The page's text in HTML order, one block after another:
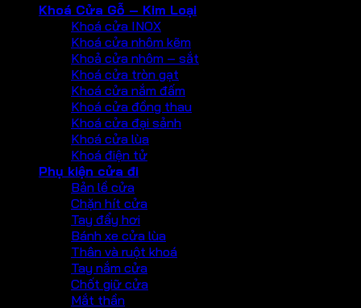
Khoá Cửa Gỗ – Kim Loại
Khoá cửa INOX
Khoá cửa nhôm kẽm
Khoả cửa nhôm – sắt
Khoá cửa tròn gạt
Khoá cửa nắm đấm
Khoá cửa đồng thau
Khoá cửa đại sảnh
Khoá cửa lùa
Khoá điện tử
Phụ kiện cửa đi
Bản lề cửa
Chặn hít cửa
Tay đẩy hơi
Bánh xe cửa lùa
Thân và ruột khoá
Tay nắm cửa
Chốt giữ cửa
Mắt thần